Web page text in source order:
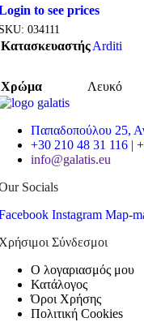
to see prices
034111
ΚατασκευαστήςArditi
Χρώμα Λευκό
Παπαδοπούλου 25,
+30 210 48 31 116 |
info@galatis.eu
Socials
Instagram Map-
Σύνδεσμοι
Ο λογαριασμός μου
Κατάλογος
Όροι Χρήσης
Πολιτική Cookies